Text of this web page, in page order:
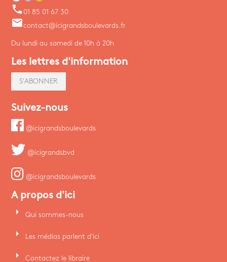
phone 01 85 01 67 30
emailcontact@icigrandsboulevards.fr
Du lundi au samedi de 10h à 20h
Les lettres d'information
S'ABONNER
Suivez-nous
@icigrandsboulevards
@icigrandsbvd
@icigrandsboulevards
A propos d'ici
arrow_right Qui sommes-nous
arrow_right Les médias parlent d'ici
arrow_right Contactez le libraire